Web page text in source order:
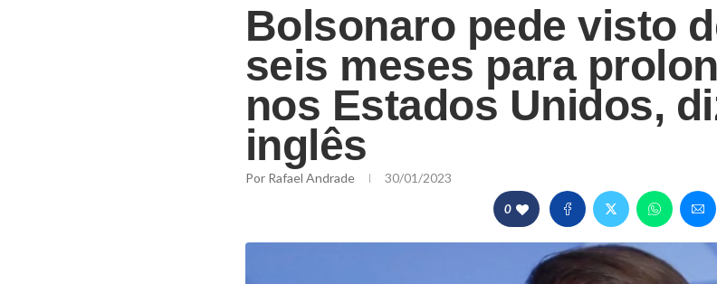
Bolsonaro pede visto
seis meses para
nos Estados Unidos,
inglês
Por Rafael Andrade 30/01/2023
0